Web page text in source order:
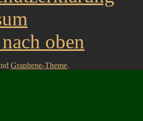
oben
Graphene-Theme.